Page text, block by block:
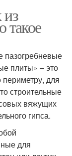
из
такое
пазогребневые
плиты» – это
периметру, для
строительные
вяжущих
гипса.
для